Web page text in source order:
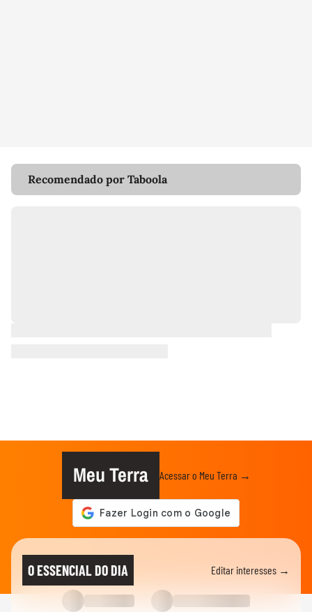
Recomendado por Taboola
Meu Terra Acessar o Meu Terra →
O ESSENCIAL DO DIA Editar interesses →